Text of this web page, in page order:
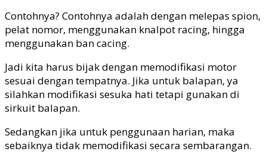
Contohnya? Contohnya adalah dengan melepas spion,
pelat nomor, menggunakan knalpot racing, hingga
menggunakan ban cacing.
Jadi kita harus bijak dengan memodifikasi motor
sesuai dengan tempatnya. Jika untuk balapan, ya
silahkan modifikasi sesuka hati tetapi gunakan di
sirkuit balapan.
Sedangkan jika untuk penggunaan harian, maka
sebaiknya tidak memodifikasi secara sembarangan.